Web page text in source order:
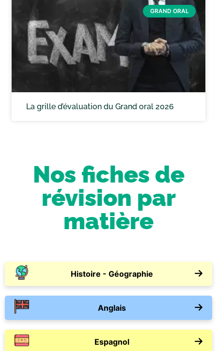
GRAND ORAL
La grille d’évaluation du Grand oral 2026
Nos fiches de
révision par
matière
Histoire - Géographie
Anglais
Espagnol